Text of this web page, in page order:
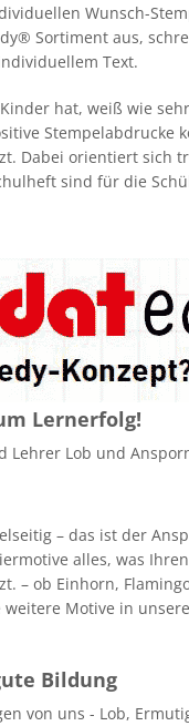
Wunsch-
Sortiment aus,
Text.
hat, weiß wie
Stempelabdrucke
Dabei orientiert sich
sind für die
Lernerfolg!
Lob und
– das ist der
alles, was
– ob Einhorn,
Motive in
Bildung
von uns - Lob,